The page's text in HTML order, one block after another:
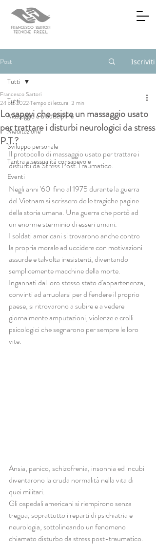
Post Iscriviti
Tutti
Massaggio e biodiscipline
Meditazione
Sviluppo personale
Tantra e sessualità consapevole
Eventi
Tutti
Lo sapevi che esiste un massaggio usato
per trattare i disturbi neurologici da stress
P.T.?
Francesco Sartori
24 ott 2022Tempo di lettura: 3 min
Il protocollo di massaggio usato per trattare i
disturbi da Stress Post.Traumatico.
Negli anni '60  fino al 1975 durante la guerra
del Vietnam si scrissero delle tragiche pagine
della storia umana. Una guerra che portò ad
un enorme sterminio di esseri umani.
I soldati americani si trovarono anche contro
la propria morale ad uccidere con motivazioni
assurde e talvolta inesistenti, diventando
semplicemente macchine della morte.
Ingannati dal loro stesso stato d'appartenenza,
convinti ad arruolarsi per difendere il proprio
paese, si ritrovarono a subire e a vedere
giornalmente amputazioni, violenze e crolli
psicologici che segnarono per sempre le loro
vite.
Ansia, panico, schizofrenia, insonnia ed incubi
diventarono la cruda normalità nella vita di
quei militari.
Gli ospedali americani si riempirono senza
tregua, soprattutto i reparti di psichiatria e
neurologia, sottolineando un fenomeno
chiamato disturbo da stress post-traumatico.